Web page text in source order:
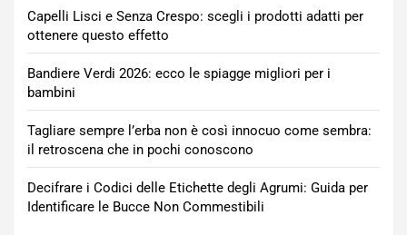
Capelli Lisci e Senza Crespo: scegli i prodotti adatti per
ottenere questo effetto
Bandiere Verdi 2026: ecco le spiagge migliori per i
bambini
Tagliare sempre l’erba non è così innocuo come sembra:
il retroscena che in pochi conoscono
Decifrare i Codici delle Etichette degli Agrumi: Guida per
Identificare le Bucce Non Commestibili